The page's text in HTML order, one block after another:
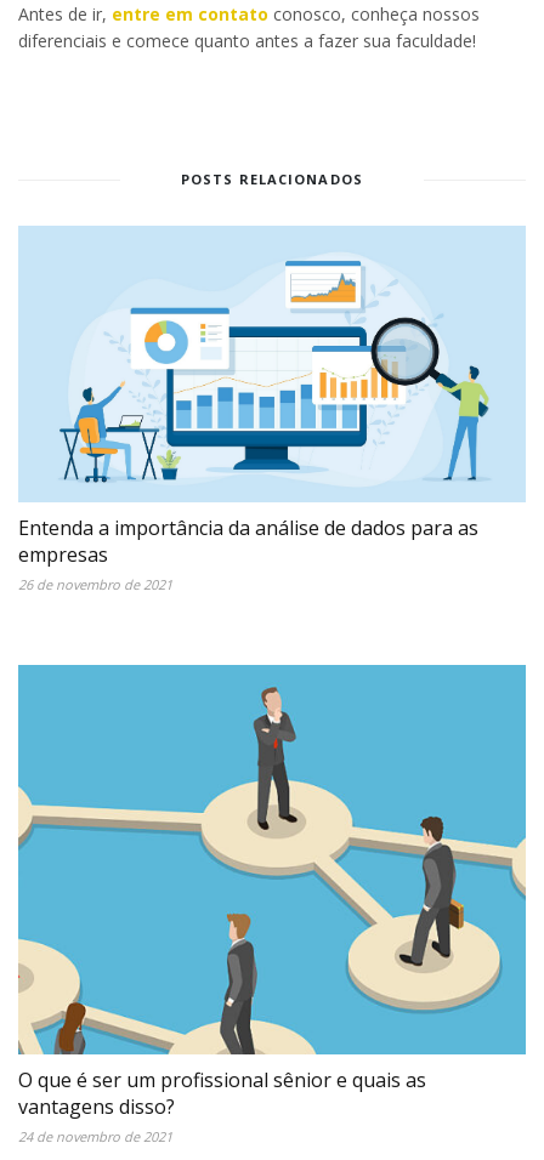
Antes de ir, entre em contato conosco, conheça nossos
diferenciais e comece quanto antes a fazer sua faculdade!
POSTS RELACIONADOS
Entenda a importância da análise de dados para as
empresas
26 de novembro de 2021
O que é ser um profissional sênior e quais as
vantagens disso?
24 de novembro de 2021